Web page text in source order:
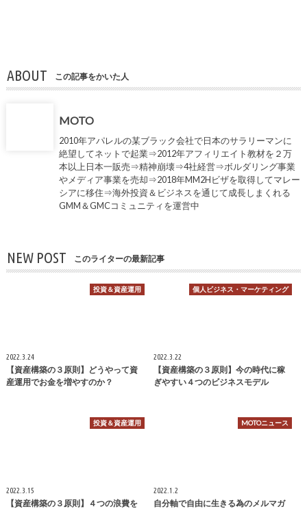
ABOUT この記事をかいた人
MOTO
2010年アパレルの某ブラック会社で日本のサラリーマンに
絶望してネットで起業⇒2012年アフィリエイト教材を２万
本以上日本一販売⇒精神崩壊⇒4社経営⇒ボルダリング事業
やメディア事業を売却⇒2018年MM2Hビザを取得してマレー
シアに移住⇒海外投資＆ビジネスを通じて成長しまくれる
GMM＆GMCコミュニティを運営中
NEW POST このライターの最新記事
投資＆資産運用
2022.3.24
【資産構築の３原則】どうやって資
産運用でお金を増やすのか？
個人ビジネス・マーケティング
2022.3.22
【資産構築の３原則】今の時代に稼
ぎやすい４つのビジネスモデル
投資＆資産運用
2022.3.15
【資産構築の３原則】４つの浪費を
MOTOニュース
2022.1.2
自分軸で自由に生きる為のメルマガ